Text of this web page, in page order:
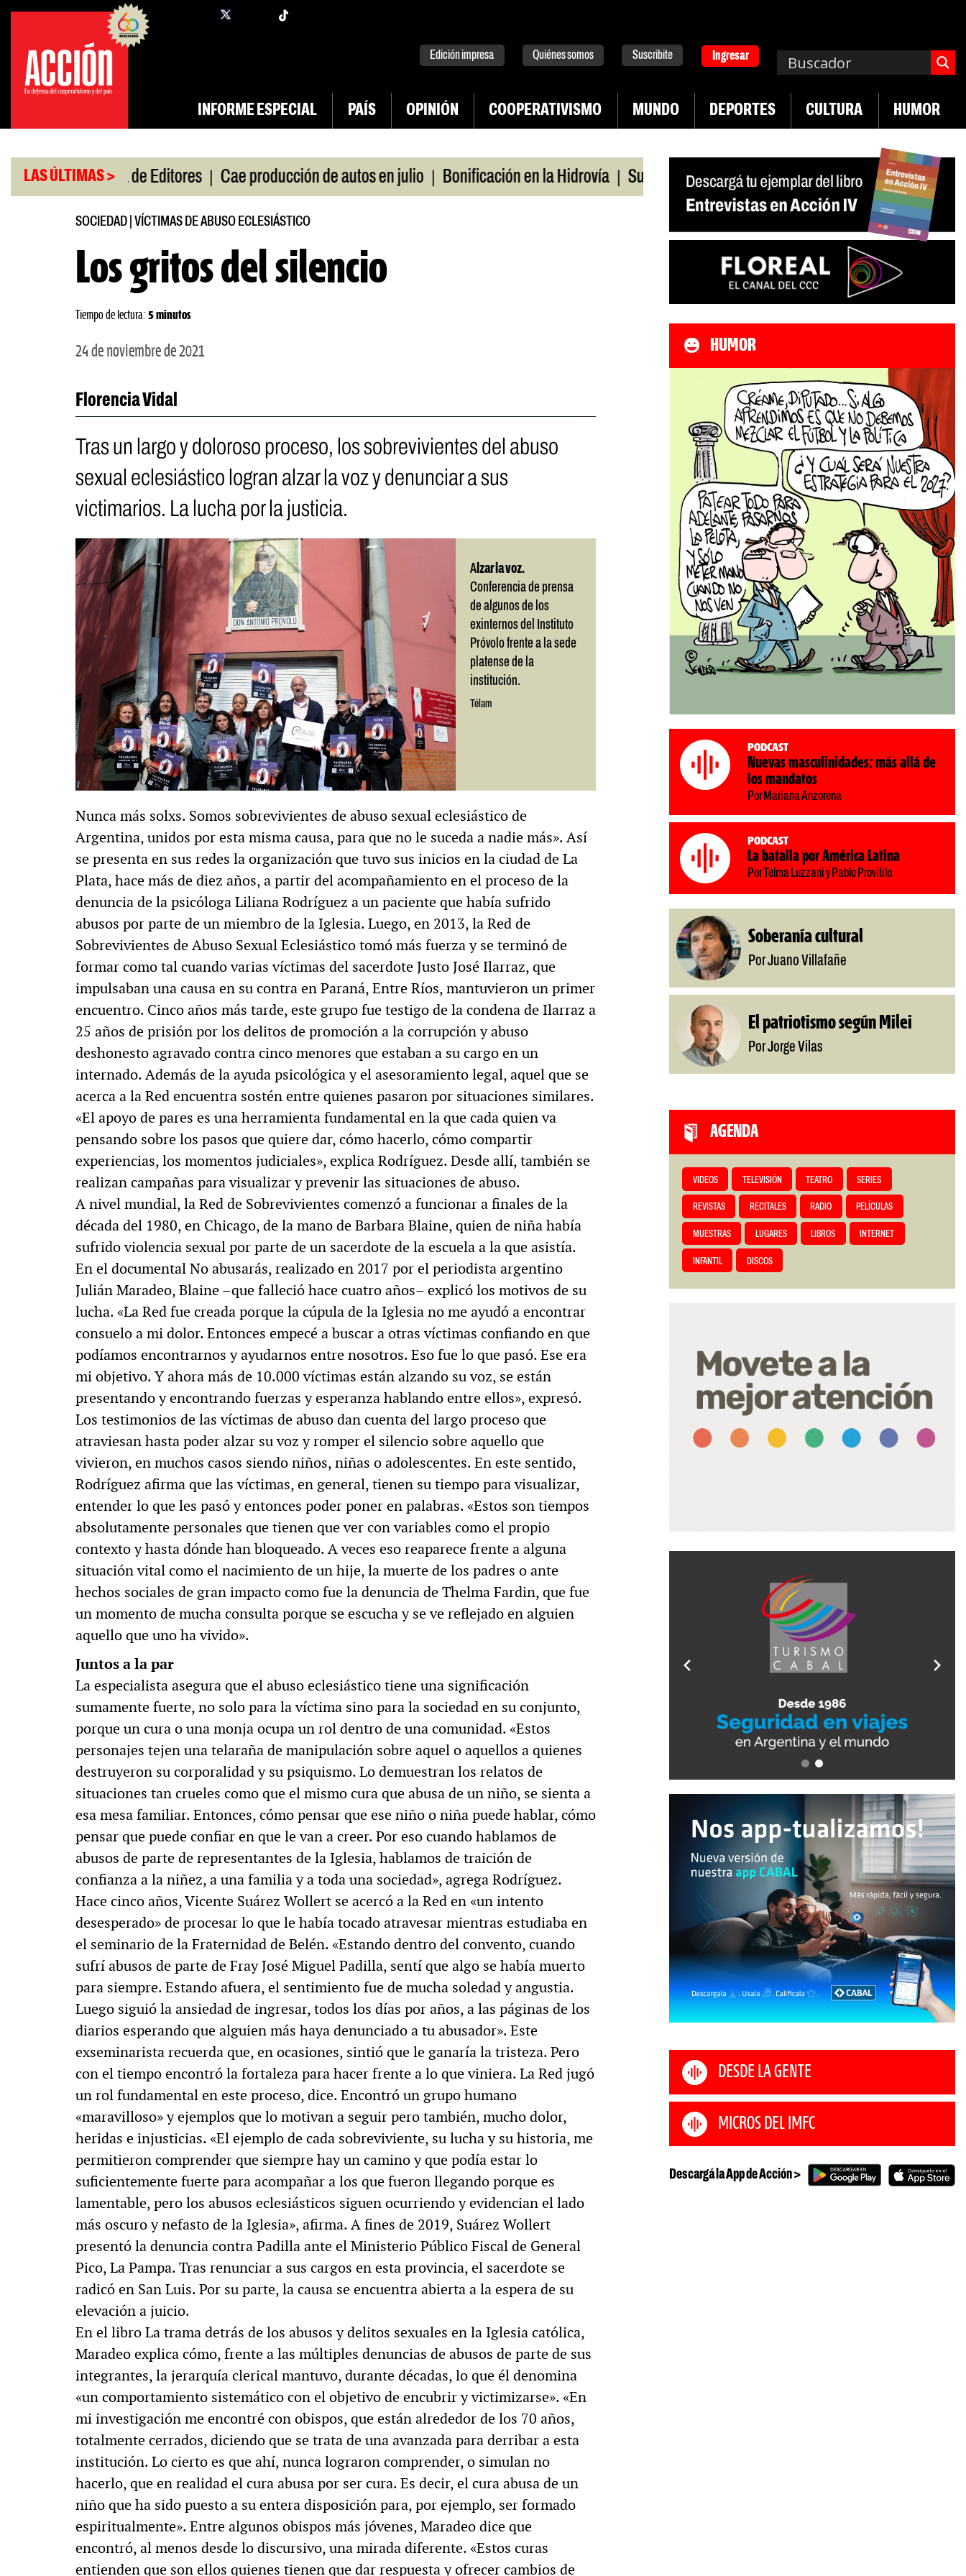
Saltar
contenido
facebook
Edición impresa Quiénes somos Suscribite Ingresar
INFORME ESPECIAL PAÍS OPINIÓN COOPERATIVISMO MUNDO DEPORTES CULTURA HUMOR
LAS ÚLTIMAS >
gira | Feria de Editores | Cae producción de autos en julio | Bonificación en la Hidrovía | Suspenden desregulación del practicaje | Denuncias por
SOCIEDAD| VÍCTIMAS DE ABUSO ECLESIÁSTICO
Los gritos del silencio
Tiempo de lectura: 5 minutos
24 de noviembre de 2021
Florencia Vidal
Tras un largo y doloroso proceso, los sobrevivientes del abuso
sexual eclesiástico logran alzar la voz y denunciar a sus
victimarios. La lucha por la justicia.
Alzar la voz.
Conferencia de prensa
de algunos de los
exinternos del Instituto
Próvolo frente a la sede
platense de la
institución.
Télam
Nunca más solxs. Somos sobrevivientes de abuso sexual eclesiástico de
Argentina, unidos por esta misma causa, para que no le suceda a nadie más». Así
se presenta en sus redes la organización que tuvo sus inicios en la ciudad de La
Plata, hace más de diez años, a partir del acompañamiento en el proceso de la
denuncia de la psicóloga Liliana Rodríguez a un paciente que había sufrido
abusos por parte de un miembro de la Iglesia. Luego, en 2013, la Red de
Sobrevivientes de Abuso Sexual Eclesiástico tomó más fuerza y se terminó de
formar como tal cuando varias víctimas del sacerdote Justo José Ilarraz, que
impulsaban una causa en su contra en Paraná, Entre Ríos, mantuvieron un primer
encuentro. Cinco años más tarde, este grupo fue testigo de la condena de Ilarraz a
25 años de prisión por los delitos de promoción a la corrupción y abuso
deshonesto agravado contra cinco menores que estaban a su cargo en un
internado. Además de la ayuda psicológica y el asesoramiento legal, aquel que se
acerca a la Red encuentra sostén entre quienes pasaron por situaciones similares.
«El apoyo de pares es una herramienta fundamental en la que cada quien va
pensando sobre los pasos que quiere dar, cómo hacerlo, cómo compartir
experiencias, los momentos judiciales», explica Rodríguez. Desde allí, también se
realizan campañas para visualizar y prevenir las situaciones de abuso.
A nivel mundial, la Red de Sobrevivientes comenzó a funcionar a finales de la
década del 1980, en Chicago, de la mano de Barbara Blaine, quien de niña había
sufrido violencia sexual por parte de un sacerdote de la escuela a la que asistía.
En el documental No abusarás, realizado en 2017 por el periodista argentino
Julián Maradeo, Blaine –que falleció hace cuatro años– explicó los motivos de su
lucha. «La Red fue creada porque la cúpula de la Iglesia no me ayudó a encontrar
consuelo a mi dolor. Entonces empecé a buscar a otras víctimas confiando en que
podíamos encontrarnos y ayudarnos entre nosotros. Eso fue lo que pasó. Ese era
mi objetivo. Y ahora más de 10.000 víctimas están alzando su voz, se están
presentando y encontrando fuerzas y esperanza hablando entre ellos», expresó.
Los testimonios de las víctimas de abuso dan cuenta del largo proceso que
atraviesan hasta poder alzar su voz y romper el silencio sobre aquello que
vivieron, en muchos casos siendo niños, niñas o adolescentes. En este sentido,
Rodríguez afirma que las víctimas, en general, tienen su tiempo para visualizar,
entender lo que les pasó y entonces poder poner en palabras. «Estos son tiempos
absolutamente personales que tienen que ver con variables como el propio
contexto y hasta dónde han bloqueado. A veces eso reaparece frente a alguna
situación vital como el nacimiento de un hije, la muerte de los padres o ante
hechos sociales de gran impacto como fue la denuncia de Thelma Fardin, que fue
un momento de mucha consulta porque se escucha y se ve reflejado en alguien
aquello que uno ha vivido».
Juntos a la par
La especialista asegura que el abuso eclesiástico tiene una significación
sumamente fuerte, no solo para la víctima sino para la sociedad en su conjunto,
porque un cura o una monja ocupa un rol dentro de una comunidad. «Estos
personajes tejen una telaraña de manipulación sobre aquel o aquellos a quienes
destruyeron su corporalidad y su psiquismo. Lo demuestran los relatos de
situaciones tan crueles como que el mismo cura que abusa de un niño, se sienta a
esa mesa familiar. Entonces, cómo pensar que ese niño o niña puede hablar, cómo
pensar que puede confiar en que le van a creer. Por eso cuando hablamos de
abusos de parte de representantes de la Iglesia, hablamos de traición de
confianza a la niñez, a una familia y a toda una sociedad», agrega Rodríguez.
Hace cinco años, Vicente Suárez Wollert se acercó a la Red en «un intento
desesperado» de procesar lo que le había tocado atravesar mientras estudiaba en
el seminario de la Fraternidad de Belén. «Estando dentro del convento, cuando
sufrí abusos de parte de Fray José Miguel Padilla, sentí que algo se había muerto
para siempre. Estando afuera, el sentimiento fue de mucha soledad y angustia.
Luego siguió la ansiedad de ingresar, todos los días por años, a las páginas de los
diarios esperando que alguien más haya denunciado a tu abusador». Este
exseminarista recuerda que, en ocasiones, sintió que le ganaría la tristeza. Pero
con el tiempo encontró la fortaleza para hacer frente a lo que viniera. La Red jugó
un rol fundamental en este proceso, dice. Encontró un grupo humano
«maravilloso» y ejemplos que lo motivan a seguir pero también, mucho dolor,
heridas e injusticias. «El ejemplo de cada sobreviviente, su lucha y su historia, me
permitieron comprender que siempre hay un camino y que podía estar lo
suficientemente fuerte para acompañar a los que fueron llegando porque es
lamentable, pero los abusos eclesiásticos siguen ocurriendo y evidencian el lado
más oscuro y nefasto de la Iglesia», afirma. A fines de 2019, Suárez Wollert
presentó la denuncia contra Padilla ante el Ministerio Público Fiscal de General
Pico, La Pampa. Tras renunciar a sus cargos en esta provincia, el sacerdote se
radicó en San Luis. Por su parte, la causa se encuentra abierta a la espera de su
elevación a juicio.
En el libro La trama detrás de los abusos y delitos sexuales en la Iglesia católica,
Maradeo explica cómo, frente a las múltiples denuncias de abusos de parte de sus
integrantes, la jerarquía clerical mantuvo, durante décadas, lo que él denomina
«un comportamiento sistemático con el objetivo de encubrir y victimizarse». «En
mi investigación me encontré con obispos, que están alrededor de los 70 años,
totalmente cerrados, diciendo que se trata de una avanzada para derribar a esta
institución. Lo cierto es que ahí, nunca lograron comprender, o simulan no
hacerlo, que en realidad el cura abusa por ser cura. Es decir, el cura abusa de un
niño que ha sido puesto a su entera disposición para, por ejemplo, ser formado
espiritualmente». Entre algunos obispos más jóvenes, Maradeo dice que
encontró, al menos desde lo discursivo, una mirada diferente. «Estos curas
entienden que son ellos quienes tienen que dar respuesta y ofrecer cambios de
HUMOR
Podcast
Nuevas masculinidades: más allá de
los mandatos
Por Mariana Anzorena
Podcast
La batalla por América Latina
Por Telma Luzzani y Pablo Provitilo
Soberanía cultural
Por Juano Villafañe
El patriotismo según Milei
Por Jorge Vilas
AGENDA
VIDEOS TELEVISIÓN TEATRO SERIES
REVISTAS RECITALES RADIO PELÍCULAS
MUESTRAS LUGARES LIBROS INTERNET
INFANTIL DISCOS
DESDE LA GENTE
MICROS DEL IMFC
Descargá la App de Acción >